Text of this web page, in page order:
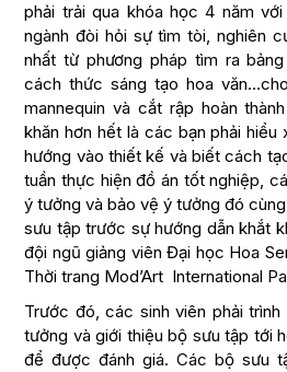
phải trải qua khóa học 4 năm
ngành đòi hỏi sự tìm tòi, nghiên
nhất từ phương pháp tìm ra
cách thức sáng tạo hoa
mannequin và cắt rập hoàn
khăn hơn hết là các bạn phải hiểu
hướng vào thiết kế và biết cách
tuần thực hiện đồ án tốt nghiệp,
ý tưởng và bảo vệ ý tưởng đó
sưu tập trước sự hướng dẫn khắt
đội ngũ giảng viên Đại học Hoa
Thời trang Mod’Art International
Trước đó, các sinh viên phải
tưởng và giới thiệu bộ sưu tập tới
để được đánh giá. Các bộ sưu